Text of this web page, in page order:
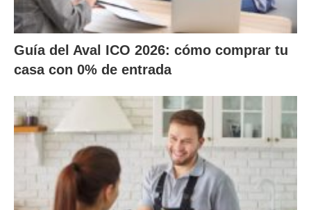
Guía del Aval ICO 2026: cómo comprar tu
casa con 0% de entrada